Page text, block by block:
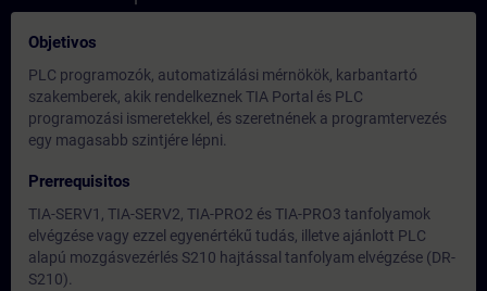
Objetivos
PLC programozók, automatizálási mérnökök, karbantartó
szakemberek, akik rendelkeznek TIA Portal és PLC
programozási ismeretekkel, és szeretnének a programtervezés
egy magasabb szintjére lépni.
Prerrequisitos
TIA-SERV1, TIA-SERV2, TIA-PRO2 és TIA-PRO3 tanfolyamok
elvégzése vagy ezzel egyenértékű tudás, illetve ajánlott PLC
alapú mozgásvezérlés S210 hajtással tanfolyam elvégzése (DR-
S210).